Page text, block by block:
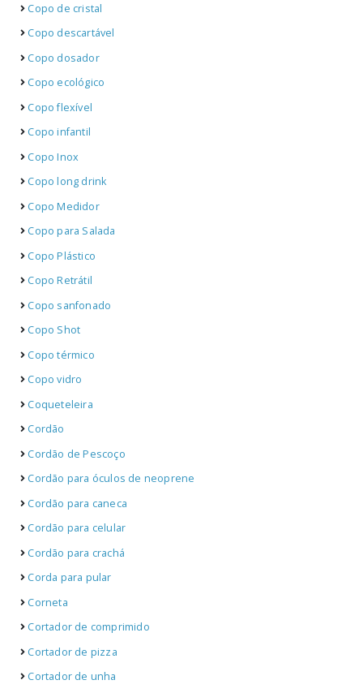
Copo de cristal
Copo descartável
Copo dosador
Copo ecológico
Copo flexível
Copo infantil
Copo Inox
Copo long drink
Copo Medidor
Copo para Salada
Copo Plástico
Copo Retrátil
Copo sanfonado
Copo Shot
Copo térmico
Copo vidro
Coqueteleira
Cordão
Cordão de Pescoço
Cordão para óculos de neoprene
Cordão para caneca
Cordão para celular
Cordão para crachá
Corda para pular
Corneta
Cortador de comprimido
Cortador de pizza
Cortador de unha